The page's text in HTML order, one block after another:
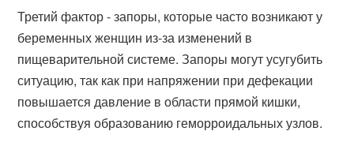
Третий фактор - запоры, которые часто возникают у
беременных женщин из-за изменений в
пищеварительной системе. Запоры могут усугубить
ситуацию, так как при напряжении при дефекации
повышается давление в области прямой кишки,
способствуя образованию геморроидальных узлов.